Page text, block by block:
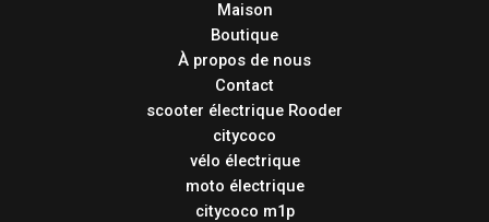
Maison
Boutique
À propos de nous
Contact
scooter électrique Rooder
citycoco
vélo électrique
moto électrique
citycoco m1p